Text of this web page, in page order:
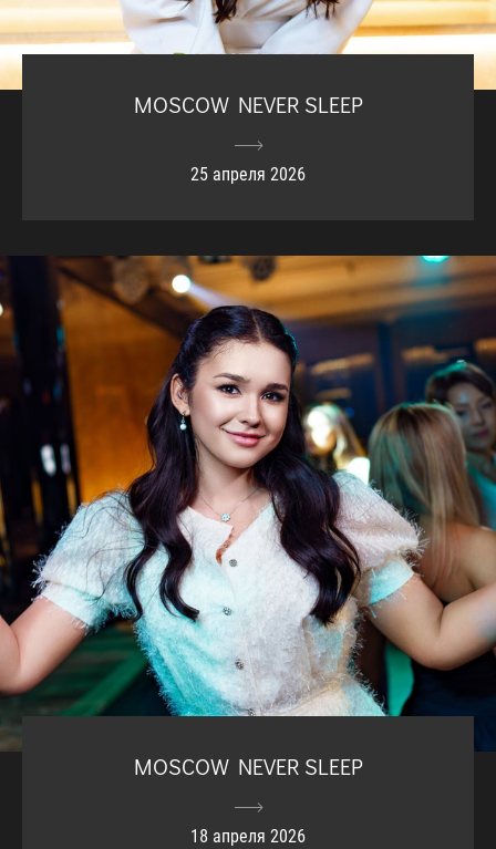
MOSCOW NEVER SLEEP
25 апреля 2026
MOSCOW NEVER SLEEP
18 апреля 2026